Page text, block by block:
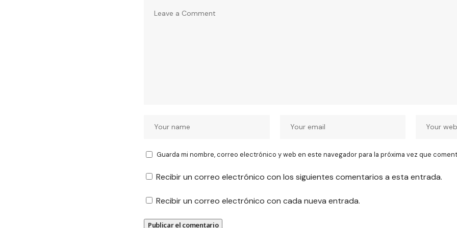
Guarda mi nombre, correo electrónico y web en este navegador para la próxima vez que
Recibir un correo electrónico con los siguientes comentarios a esta entrada.
Recibir un correo electrónico con cada nueva entrada.